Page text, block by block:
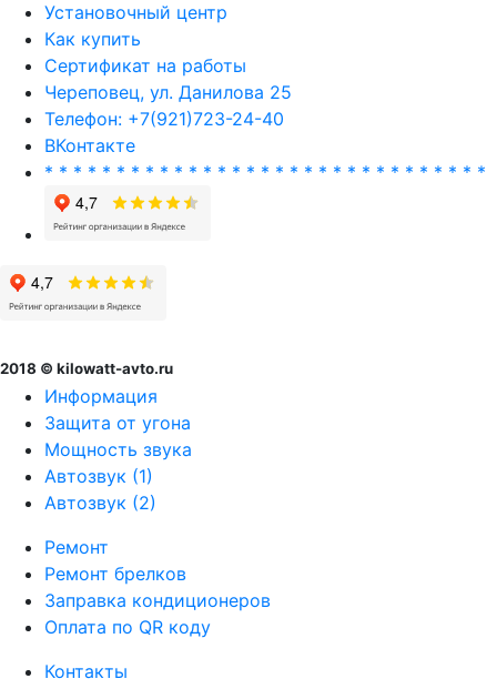
Установочный центр
Как купить
Сертификат на работы
Череповец, ул. Данилова 25
Телефон: +7(921)723-24-40
ВКонтакте
* * * * * * * * * * * * * * * * * * * * * * * * * * * * * * *
2018 © kilowatt-avto.ru
Информация
Защита от угона
Мощность звука
Автозвук (1)
Автозвук (2)
Ремонт
Ремонт брелков
Заправка кондиционеров
Оплата по QR коду
Контакты